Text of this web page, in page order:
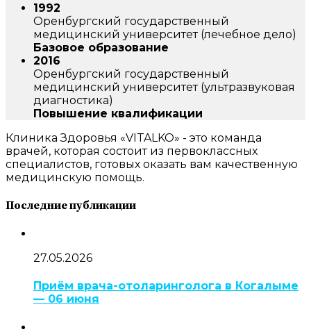
1992
Оренбургский государственный
медицинский университет (лечебное дело)
Базовое образование
2016
Оренбургский государственный
медицинский университет (ультразвуковая
диагностика)
Повышение квалификации
Клиника Здоровья «VITALKO» - это команда
врачей, которая состоит из первоклассных
специалистов, готовых оказать вам качественную
медицинскую помощь.
Последние публикации
27.05.2026
Приём врача-отоларинголога в Когалыме
— 06 июня